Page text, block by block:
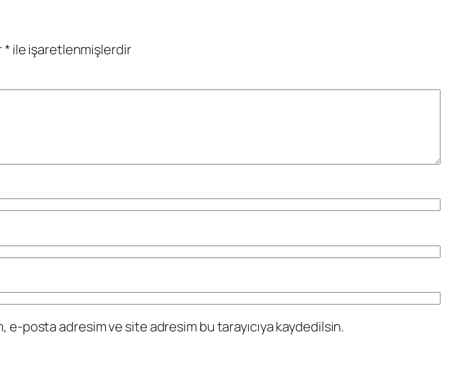
* ile işaretlenmişlerdir
e-posta adresim ve site adresim bu tarayıcıya kaydedilsin.